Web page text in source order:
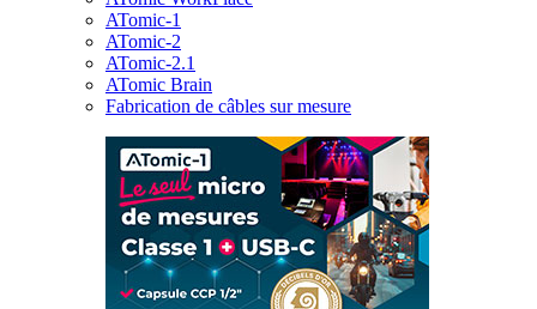
ATomic-1
ATomic-2
ATomic-2.1
ATomic Brain
Fabrication de câbles sur mesure